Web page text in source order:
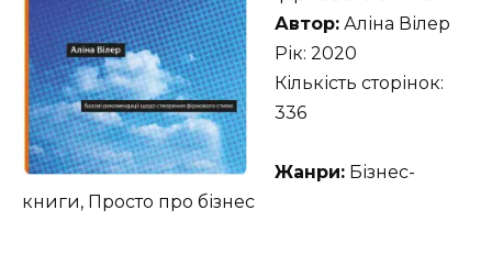
Автор: Аліна Вілер
Рік: 2020
Кількість сторінок:
336
Жанри: Бізнес-
книги, Просто про бізнес